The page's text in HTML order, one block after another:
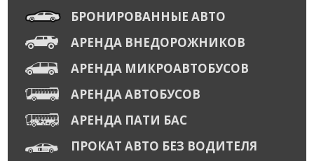
БРОНИРОВАННЫЕ АВТО
АРЕНДА ВНЕДОРОЖНИКОВ
АРЕНДА МИКРОАВТОБУСОВ
АРЕНДА АВТОБУСОВ
АРЕНДА ПАТИ БАС
ПРОКАТ АВТО БЕЗ ВОДИТЕЛЯ